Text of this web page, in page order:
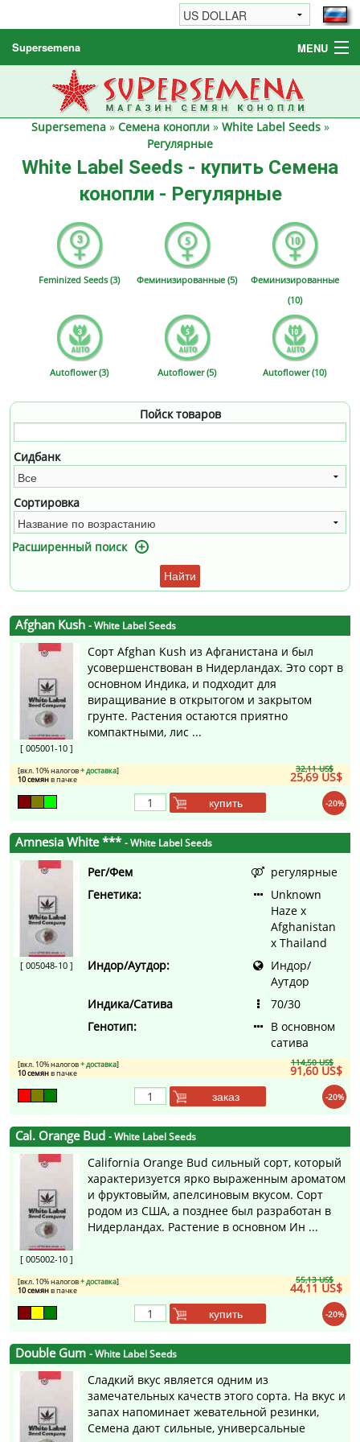
Supersemena MENU
Семена конопли
Другие товары
Как заказать / FAQ
Supersemena» Семена конопли» White Label Seeds»
Регулярные
White Label Seeds - купить Семена
конопли - Регулярные
Feminized Seeds (3) Феминизированные (5)
Феминизированные
(10)
Autoflower (3) Autoflower (5) Autoflower (10)
Пойск товаров
Сидбанк
Сортировка
Расширенный поиск
Найти
Afghan Kush - White Label Seeds
[ 005001-10 ]
Сорт Afghan Kush из Афганистана и был
усовершенствован в Нидерландах. Это сорт в
основном Индика, и подходит для
виращивание в открытогом и закрытом
грунте. Растения остаются приятно
компактными, лис ...
32,11 US$
25,69 US$
[вкл. 10% налогов+ доставка]
10 семянв пачке
-20%
купить
Amnesia White ***- White Label Seeds
[ 005048-10 ]
Рег/Фем
регулярные
Генетика:
Unknown
Haze x
Afghanistan
x Thailand
Индор/Аутдор:
Индор/
Аутдор
Индика/Сатива
70/30
Генотип:
В основном
сатива
114,50 US$
91,60 US$
[вкл. 10% налогов+ доставка]
10 семянв пачке
-20%
заказ
Cal. Orange Bud - White Label Seeds
[ 005002-10 ]
California Orange Bud сильный сорт, который
характеризуется ярко выраженным ароматом
и фруктовыйм, апелсиновым вкусом. Сорт
родом из США, а позднее был разработан в
Нидерландах. Растение в основном Ин ...
55,13 US$
44,11 US$
[вкл. 10% налогов+ доставка]
10 семянв пачке
-20%
купить
Double Gum - White Label Seeds
Сладкий вкус является одним из
замечательных качеств этого сорта. На вкус и
запах напоминает жевательной резинки,
Семена дают сильные, универсальные